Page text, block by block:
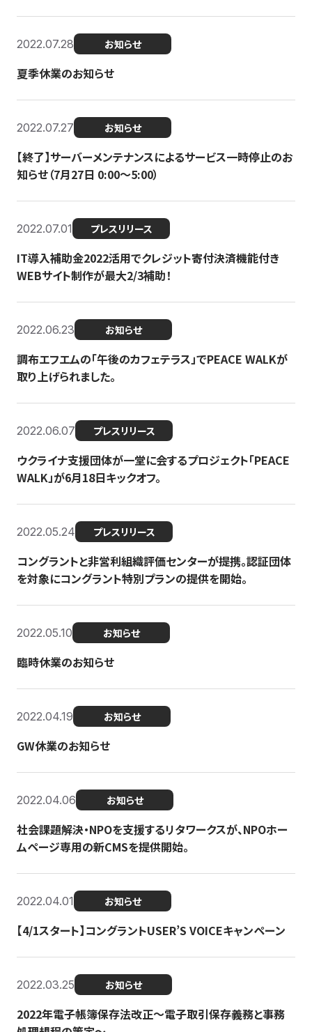
2022.07.28 お知らせ
夏季休業のお知らせ
2022.07.27 お知らせ
【終了】サーバーメンテナンスによるサービス一時停止のお
知らせ（7月27日 0:00〜5:00）
2022.07.01 プレスリリース
IT導入補助金2022活用でクレジット寄付決済機能付き
WEBサイト制作が最大2/3補助！
2022.06.23 お知らせ
調布エフエムの「午後のカフェテラス」でPEACE WALKが
取り上げられました。
2022.06.07 プレスリリース
ウクライナ支援団体が一堂に会するプロジェクト「PEACE
WALK」が6月18日キックオフ。
2022.05.24 プレスリリース
コングラントと非営利組織評価センターが提携。認証団体
を対象にコングラント特別プランの提供を開始。
2022.05.10 お知らせ
臨時休業のお知らせ
2022.04.19 お知らせ
GW休業のお知らせ
2022.04.06 お知らせ
社会課題解決・NPOを支援するリタワークスが、NPOホー
ムページ専用の新CMSを提供開始。
2022.04.01 お知らせ
【4/1スタート】コングラントUSER’S VOICEキャンペーン
2022.03.25 お知らせ
2022年電子帳簿保存法改正～電子取引保存義務と事務